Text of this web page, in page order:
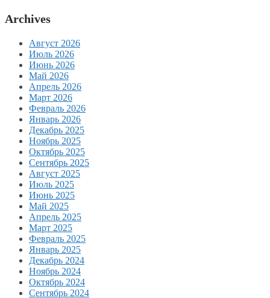
Archives
Август 2026
Июль 2026
Июнь 2026
Май 2026
Апрель 2026
Март 2026
Февраль 2026
Январь 2026
Декабрь 2025
Ноябрь 2025
Октябрь 2025
Сентябрь 2025
Август 2025
Июль 2025
Июнь 2025
Май 2025
Апрель 2025
Март 2025
Февраль 2025
Январь 2025
Декабрь 2024
Ноябрь 2024
Октябрь 2024
Сентябрь 2024